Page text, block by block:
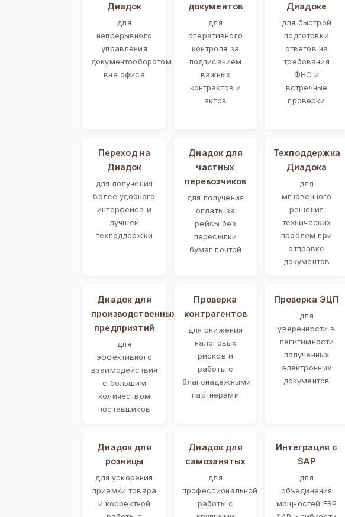
Диадок
для
непрерывного
управления
документооборотом
вне офиса
документов
для
оперативного
контроля за
подписанием
важных
контрактов и
актов
Диадоке
для быстрой
подготовки
ответов на
требования
ФНС и
встречные
проверки
Переход на
Диадок
для получения
более удобного
интерфейса и
лучшей
техподдержки
Диадок для
частных
перевозчиков
для получения
оплаты за
рейсы без
пересылки
бумаг почтой
Техподдержка
Диадока
для
мгновенного
решения
технических
проблем при
отправке
документов
Диадок для
производственных
предприятий
для
эффективного
взаимодействия
с большим
количеством
поставщиков
Проверка
контрагентов
для снижения
налоговых
рисков и
работы с
благонадежными
партнерами
Проверка ЭЦП
для
уверенности в
легитимности
полученных
электронных
документов
Диадок для
розницы
для ускорения
приемки товара
и корректной
Диадок для
самозанятых
для
профессиональной
работы с
Интеграция с
SAP
для
объединения
мощностей ERP